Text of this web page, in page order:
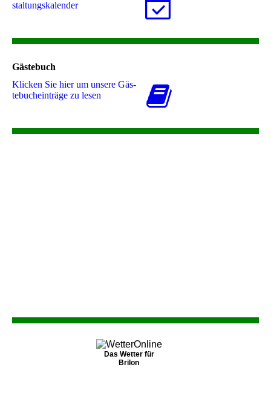
stal­tungs­ka­len­der
Gästebuch
Klicken Sie hier um unsere Gäs­
te­buch­ein­trä­ge zu lesen